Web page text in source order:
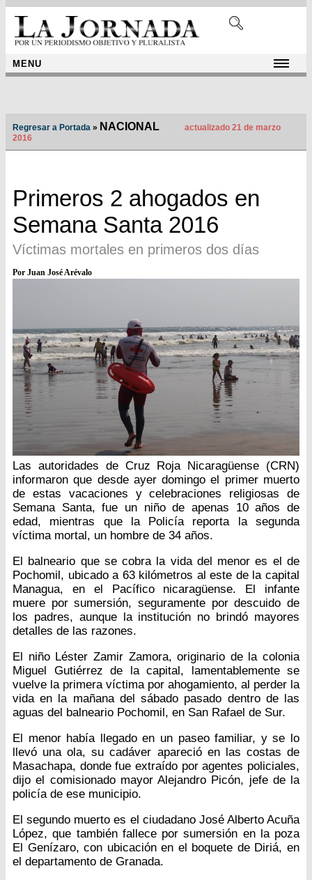
MENU
Regresar a Portada » NACIONAL
actualizado 21 de marzo
2016
Primeros 2 ahogados en
Semana Santa 2016
Víctimas mortales en primeros dos días
Por Juan José Arévalo
Las autoridades de Cruz Roja Nicaragüense (CRN)
informaron que desde ayer domingo el primer muerto
de estas vacaciones y celebraciones religiosas de
Semana Santa, fue un niño de apenas 10 años de
edad, mientras que la Policía reporta la segunda
víctima mortal, un hombre de 34 años.
El balneario que se cobra la vida del menor es el de
Pochomil, ubicado a 63 kilómetros al este de la capital
Managua, en el Pacífico nicaragüense. El infante
muere por sumersión, seguramente por descuido de
los padres, aunque la institución no brindó mayores
detalles de las razones.
El niño Léster Zamir Zamora, originario de la colonia
Miguel Gutiérrez de la capital, lamentablemente se
vuelve la primera víctima por ahogamiento, al perder la
vida en la mañana del sábado pasado dentro de las
aguas del balneario Pochomil, en San Rafael de Sur.
El menor había llegado en un paseo familiar, y se lo
llevó una ola, su cadáver apareció en las costas de
Masachapa, donde fue extraído por agentes policiales,
dijo el comisionado mayor Alejandro Picón, jefe de la
policía de ese municipio.
El segundo muerto es el ciudadano José Alberto Acuña
López, que también fallece por sumersión en la poza
El Genízaro, con ubicación en el boquete de Diriá, en
el departamento de Granada.